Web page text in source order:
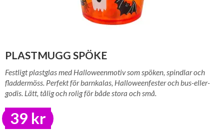
PLASTMUGG SPÖKE
Festligt plastglas med Halloweenmotiv som spöken, spindlar och
fladdermöss. Perfekt för barnkalas, Halloweenfester och bus-eller-
godis. Lätt, tålig och rolig för både stora och små.
39 kr